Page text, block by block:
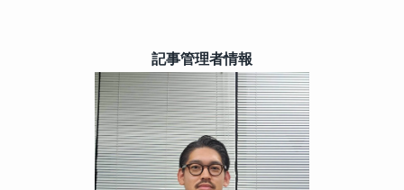
記事管理者情報